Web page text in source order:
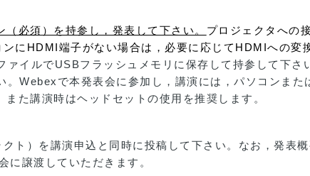
（必須）を持参し，発表して下さい。 プロジェクタへの
にHDMI端子がない場合は，必要に応じてHDMIへの変
イルでUSBフラッシュメモリに保存して持参して下さ
Webexで本発表会に参加し，講演には，パソコンまた
た講演時はヘッドセットの使用を推奨します。
ト）を講演申込と同時に投稿して下さい。なお，発表
に譲渡していただきます。